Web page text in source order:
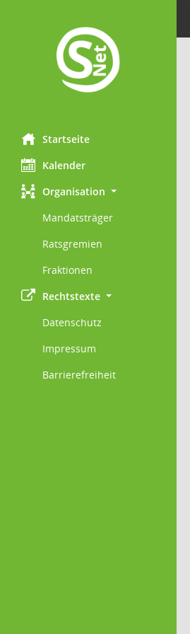
Startseite
Kalender
Organisation
Mandatsträger
Ratsgremien
Fraktionen
Rechtstexte
Datenschutz
Impressum
Barrierefreiheit